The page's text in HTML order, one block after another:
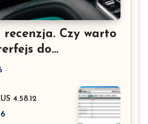
recenzja. Czy warto
do
Test, opinia i
4.58.12